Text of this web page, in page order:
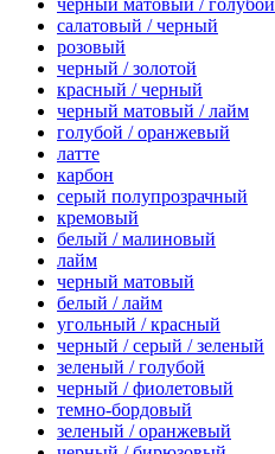
черный матовый / голубой
салатовый / черный
розовый
черный / золотой
красный / черный
черный матовый / лайм
голубой / оранжевый
латте
карбон
серый полупрозрачный
кремовый
белый / малиновый
лайм
черный матовый
белый / лайм
угольный / красный
черный / серый / зеленый
зеленый / голубой
черный / фиолетовый
темно-бордовый
зеленый / оранжевый